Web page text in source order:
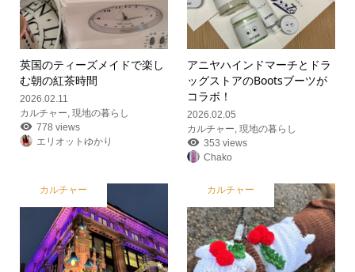
英国のティーズメイドで楽し
む朝の紅茶時間
2026.02.11
カルチャー, 現地の暮らし
778 views
エリオットゆかり
アニヤハインドマーチとドラ
ッグストアのBootsブーツが
コラボ！
2026.02.05
カルチャー,現地の暮らし
353 views
Chako
カルチャー カルチャー